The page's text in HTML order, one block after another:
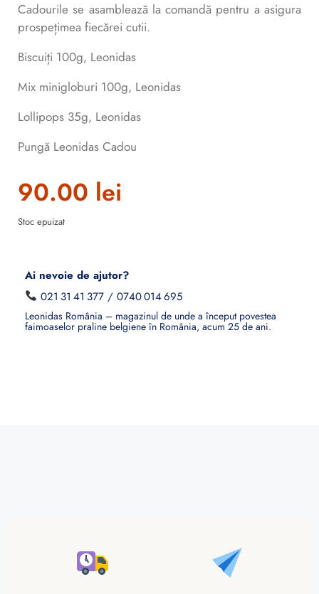
Cadourile se asamblează la comandă pentru a asigura
prospețimea fiecărei cutii.
Biscuiți 100g, Leonidas
Mix minigloburi 100g, Leonidas
Lollipops 35g, Leonidas
Pungă Leonidas Cadou
90.00 lei
Stoc epuizat
Ai nevoie de ajutor?
021 31 41 377 /0740 014 695
Leonidas România – magazinul de unde a început povestea
faimoaselor praline belgiene în România, acum 25 de ani.